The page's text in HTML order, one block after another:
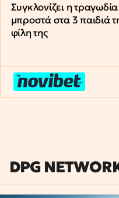
Συγκλονίζει η
μπροστά στα 3 παιδιά
φίλη της
DPG